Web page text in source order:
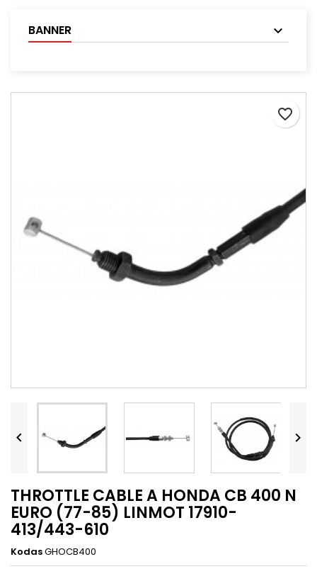
BANNER
favorite_border
 
 
THROTTLE CABLE A HONDA CB 400 N
EURO (77-85) LINMOT 17910-
413/443-610
KodasGHOCB400